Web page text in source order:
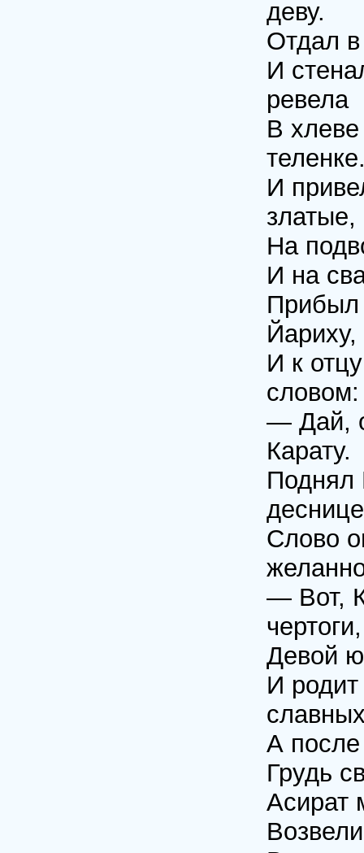
деву.
Отдал
И
ревела
В
И
златые,
На
И на
Прибыл
Йариху,
И к
словом:
— Дай,
Карату.
Поднял
Слово
— Вот,
чертоги,
Девой
И
А
Грудь
Асират